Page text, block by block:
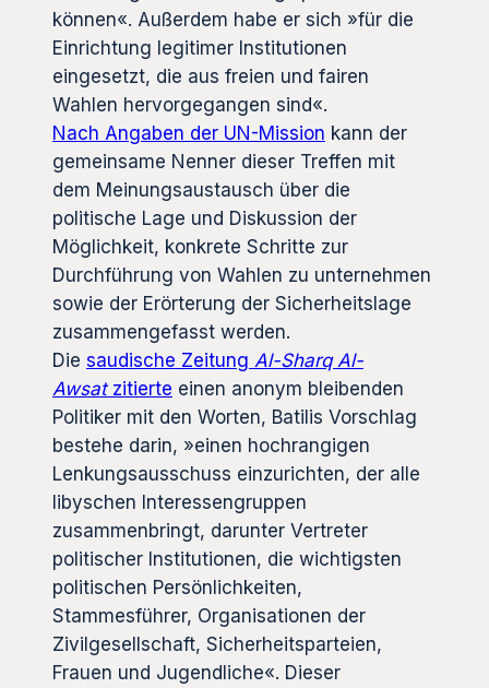
können«. Außerdem habe er sich »für die
Einrichtung legitimer Institutionen
eingesetzt, die aus freien und fairen
Wahlen hervorgegangen sind«.
Nach Angaben der UN-Mission kann der
gemeinsame Nenner dieser Treffen mit
dem Meinungsaustausch über die
politische Lage und Diskussion der
Möglichkeit, konkrete Schritte zur
Durchführung von Wahlen zu unternehmen
sowie der Erörterung der Sicherheitslage
zusammengefasst werden.
Die saudische Zeitung Al-Sharq Al-
Awsatzitierte einen anonym bleibenden
Politiker mit den Worten, Batilis Vorschlag
bestehe darin, »einen hochrangigen
Lenkungsausschuss einzurichten, der alle
libyschen Interessengruppen
zusammenbringt, darunter Vertreter
politischer Institutionen, die wichtigsten
politischen Persönlichkeiten,
Stammesführer, Organisationen der
Zivilgesellschaft, Sicherheitsparteien,
Frauen und Jugendliche«. Dieser